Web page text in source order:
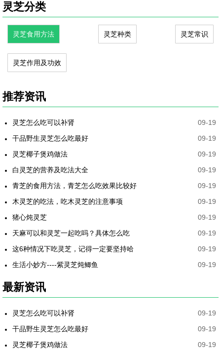
灵芝分类
灵芝食用方法 灵芝种类 灵芝常识
灵芝作用及功效
推荐资讯
灵芝怎么吃可以补肾
09-19
干品野生灵芝怎么吃最好
09-19
灵芝椰子煲鸡做法
09-19
白灵芝的营养及吃法大全
09-19
青芝的食用方法，青芝怎么吃效果比较好
09-19
木灵芝的吃法，吃木灵芝的注意事项
09-19
猪心炖灵芝
09-19
天麻可以和灵芝一起吃吗？具体怎么吃
09-19
这6种情况下吃灵芝，记得一定要坚持哈
09-19
生活小妙方----紫灵芝炖鲫鱼
09-19
最新资讯
灵芝怎么吃可以补肾
09-19
干品野生灵芝怎么吃最好
09-19
灵芝椰子煲鸡做法
09-19